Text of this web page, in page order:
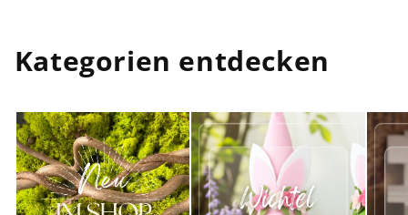
Kategorien entdecken